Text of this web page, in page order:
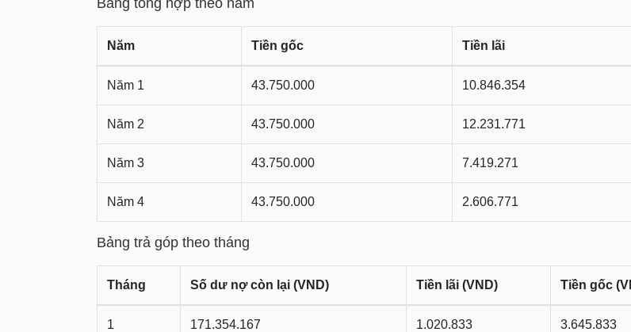
Bảng tổng hợp theo năm
Năm Tiền gốc Tiền lãi
Năm 1 43.750.000 10.846.354
Năm 2 43.750.000 12.231.771
Năm 3 43.750.000 7.419.271
Năm 4 43.750.000 2.606.771
Bảng trả góp theo tháng
Tháng Số dư nợ còn lại (VND) Tiền lãi (VND) Tiền gốc
1 171.354.167 1.020.833 3.645.833